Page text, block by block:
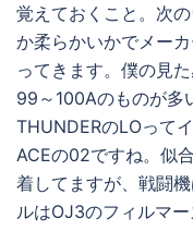
覚えておくこと。次
か柔らかいかでメー
ってきます。僕の見
99～100Aのものが多
THUNDERのLOって
ACEの02ですね。似
着してますが、戦闘
ルはOJ3のフィルマ